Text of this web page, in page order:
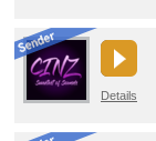
Details